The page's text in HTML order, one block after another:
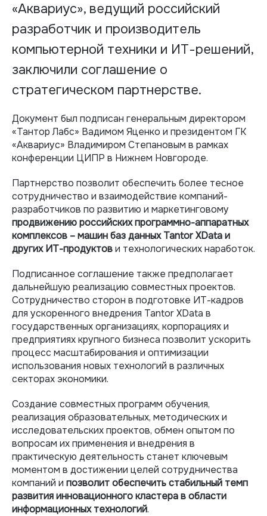
«Аквариус», ведущий российский
разработчик и производитель
компьютерной техники и ИТ-решений,
заключили соглашение о
стратегическом партнерстве.
Документ был подписан генеральным директором
«Тантор Лабс» Вадимом Яценко и президентом ГК
«Аквариус» Владимиром Степановым в рамках
конференции ЦИПР в Нижнем Новгороде.
Партнерство позволит обеспечить более тесное
сотрудничество и взаимодействие компаний-
разработчиков по развитию и маркетинговому
продвижению российских программно-аппаратных
комплексов – машин баз данных Tantor XData и
других ИТ-продуктови технологических наработок.
Подписанное соглашение также предполагает
дальнейшую реализацию совместных проектов.
Сотрудничество сторон в подготовке ИТ-кадров
для ускоренного внедрения Tantor XData в
государственных организациях, корпорациях и
предприятиях крупного бизнеса позволит ускорить
процесс масштабирования и оптимизации
использования новых технологий в различных
секторах экономики.
Создание совместных программ обучения,
реализация образовательных, методических и
исследовательских проектов, обмен опытом по
вопросам их применения и внедрения в
практическую деятельность станет ключевым
моментом в достижении целей сотрудничества
компаний и позволит обеспечить стабильный темп
развития инновационного кластера в области
информационных технологий.